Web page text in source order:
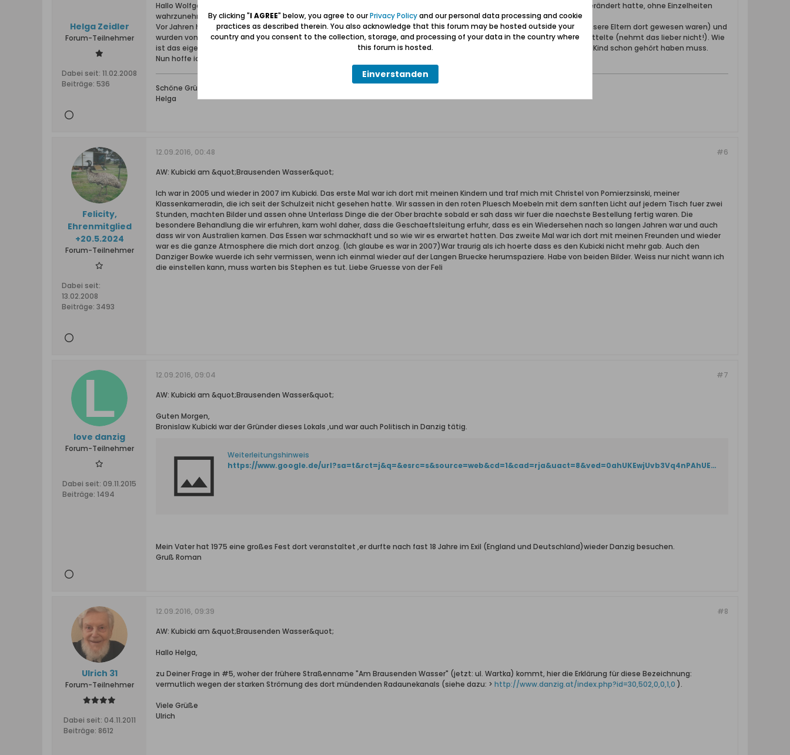
Helga Zeidler
Forum-Teilnehmer
Dabei seit: 11.02.2008
Beiträge: 536
Hallo Wolfgang, wie geschrieben, wir waren nicht innen, weil es zu voll war. Ich habe nur gesehen, dass das Kubicki sich verändert hatte, ohne Einzelheiten
wahrzunehmen. Ich habe nur gestaunt, wie aufmerksam wir draußen trotz dieser Fülle bedient wurden.
Vor Jahren habe ich mal mit meiner Schwester innen im roten Plüsch (?) mit meiner Schwester gesessen (weil schon unsere Eltern dort gewesen waren) und
wurden von einem alten urigen Ober bedient, der bei der Bestellung einiger Gerichte fast unmerklich mit dem Kopf schüttelte (nehmt das lieber nicht!). Wie
ist das eigentlich mit dem "Brausenden Wasser"? Die Mottlau ist doch ganz ruhig. Der Begriff ist es übrigens, den ich als Kind schon gehört haben muss.
Nun hoffe ich sehr, dass weitere Gäste ähnlich gute Erfahrungen machen und nicht enttäuscht werden.
Schöne Grüße
Helga
Felicity,
Ehrenmitglied
+20.5.2024
Forum-Teilnehmer
Dabei seit:
13.02.2008
Beiträge: 3493
#6
12.09.2016, 00:48
AW: Kubicki am &quot;Brausenden Wasser&quot;
Ich war in 2005 und wieder in 2007 im Kubicki. Das erste Mal war ich dort mit meinen Kindern und traf mich mit Christel von Pomierzsinski, meiner
Klassenkameradin, die ich seit der Schulzeit nicht gesehen hatte. Wir sassen in den roten Pluesch Moebeln mit dem sanften Licht auf jedem Tisch fuer zwei
Stunden, machten Bilder und assen ohne Unterlass Dinge die der Ober brachte sobald er sah dass wir fuer die naechste Bestellung fertig waren. Die
besondere Behandlung die wir erfuhren, kam wohl daher, dass die Geschaeftsleitung erfuhr, dass es ein Wiedersehen nach so langen Jahren war und auch
dass wir von Australien kamen. Das Essen war schmackhaft und so wie wir es erwartet hatten. Das zweite Mal war ich dort mit meinen Freunden und wieder
war es die ganze Atmosphere die mich dort anzog. (Ich glaube es war in 2007)War traurig als ich hoerte dass es den Kubicki nicht mehr gab. Auch den
Danziger Bowke wuerde ich sehr vermissen, wenn ich einmal wieder auf der Langen Bruecke herumspaziere. Habe von beiden Bilder. Weiss nur nicht wann ich
die einstellen kann, muss warten bis Stephen es tut. Liebe Gruesse von der Feli
love danzig
Forum-Teilnehmer
Dabei seit: 09.11.2015
Beiträge: 1494
#7
12.09.2016, 09:04
AW: Kubicki am &quot;Brausenden Wasser&quot;
Guten Morgen,
Bronislaw Kubicki war der Gründer dieses Lokals ,und war auch Politisch in Danzig tätig.
Weiterleitungshinweis
https://www.google.de/url?sa=t&rct=j&q=&esrc=s&source=web&cd=1&cad=rja&uact=8&ved=0ahUKEwjUvb3Vq4nPAhUEiSwKHbjmAtUQFggfMAA&url=http%3A%2F%2Fwww.gedanopedia.pl%2Fgdansk%2F%3Ftitle%3DKUBICKI_BRONIS%25C5%2581AW&usg=AFQjCNGQDSNbYgSboWMCm4y5yWnq5VonRQ
Mein Vater hat 1975 eine großes Fest dort veranstaltet ,er durfte nach fast 18 Jahre im Exil (England und Deutschland)wieder Danzig besuchen.
Gruß Roman
Ulrich 31
Forum-Teilnehmer
Dabei seit: 04.11.2011
Beiträge: 8612
#8
12.09.2016, 09:39
AW: Kubicki am &quot;Brausenden Wasser&quot;
Hallo Helga,
zu Deiner Frage in #5, woher der frühere Straßenname "Am Brausenden Wasser" (jetzt: ul. Wartka) kommt, hier die Erklärung für diese Bezeichnung:
vermutlich wegen der starken Strömung des dort mündenden Radaunekanals (siehe dazu: > http://www.danzig.at/index.php?id=30,502,0,0,1,0 ).
Viele Grüße
Ulrich
By clicking "I AGREE" below, you agree to ourPrivacy Policyand our personal data processing and cookie
practices as described therein. You also acknowledge that this forum may be hosted outside your
country and you consent to the collection, storage, and processing of your data in the country where
this forum is hosted.
Einverstanden